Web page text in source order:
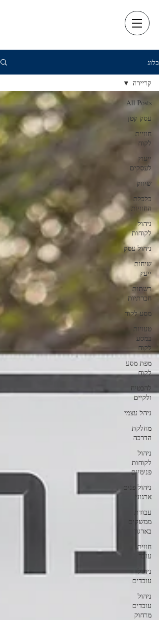
בלוג
All Posts
עסק קטן
חוויית
לקוח
ייעוץ
לעסקים
שיווק
כלכלת
החוויות
ניהול
לקוחות
ניהול עסק
שיחות
ייעץ
רשתות
חברתיות
מסע לקוח
טעויות
במסע
לקוח
מפת מסע
לקוח
להבטיח
ולקיים
ניהל עצמי
מחלקת
הדרכה
ניהול
לקוחות
פנימיים
ניהול פנים
ארגוני
עבודת
ממשקים
בארגון
חווית
עובד
ניהול
עובדים
ניהול
עובדים
מרחוק
קריירה